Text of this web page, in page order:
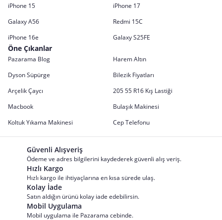
iPhone 15
iPhone 17
Galaxy A56
Redmi 15C
iPhone 16e
Galaxy S25FE
Öne Çıkanlar
Pazarama Blog
Harem Altın
Dyson Süpürge
Bilezik Fiyatları
Arçelik Çaycı
205 55 R16 Kış Lastiği
Macbook
Bulaşık Makinesi
Koltuk Yıkama Makinesi
Cep Telefonu
Güvenli Alışveriş
Ödeme ve adres bilgilerini kaydederek güvenli alış veriş.
Hızlı Kargo
Hızlı kargo ile ihtiyaçlarına en kısa sürede ulaş.
Kolay İade
Satın aldığın ürünü kolay iade edebilirsin.
Mobil Uygulama
Mobil uygulama ile Pazarama cebinde.